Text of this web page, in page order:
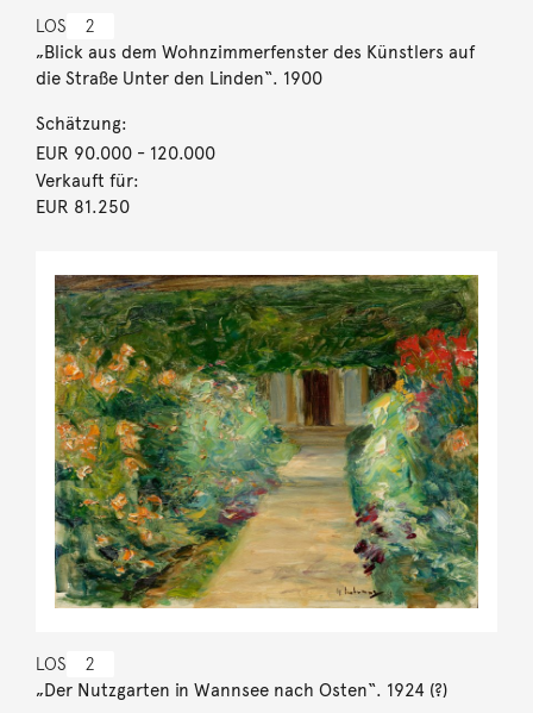
LOS 2
„Blick aus dem Wohnzimmerfenster des Künstlers auf
die Straße Unter den Linden“. 1900
Schätzung:
EUR 90.000- 120.000
Verkauft für:
EUR 81.250
LOS 2
„Der Nutzgarten in Wannsee nach Osten“. 1924 (?)